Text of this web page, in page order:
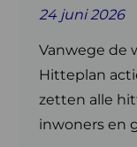
24 juni 2026
Vanwege de
Hitteplan
zetten alle
inwoners en